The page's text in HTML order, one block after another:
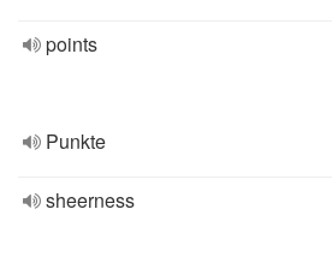
points
Punkte
sheerness